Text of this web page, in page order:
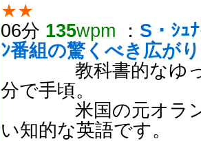
★★
06分 135wpm ： S・ｼｭ
ﾝ番組の驚くべき広が
教科書的なゆっ
分で手頃。
米国の元オラン
い知的な英語です。